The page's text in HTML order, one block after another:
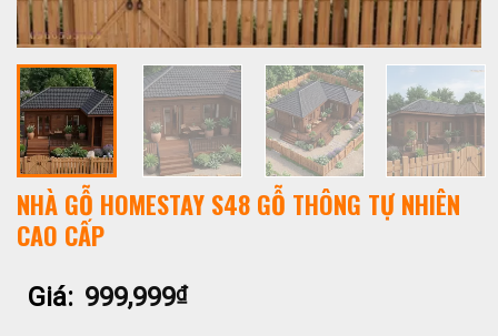
NHÀ GỖ HOMESTAY S48 GỖ THÔNG TỰ NHIÊN
CAO CẤP
Giá: 999,999₫